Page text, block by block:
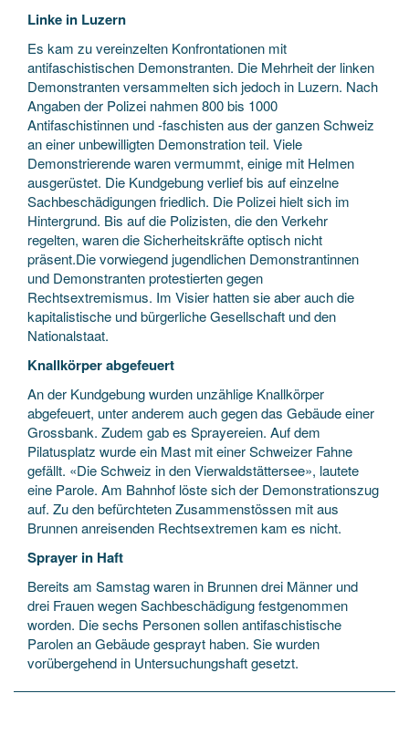
Linke in Luzern
Es kam zu vereinzelten Konfrontationen mit
antifaschistischen Demonstranten. Die Mehrheit der linken
Demonstranten versammelten sich jedoch in Luzern. Nach
Angaben der Polizei nahmen 800 bis 1000
Antifaschistinnen und -faschisten aus der ganzen Schweiz
an einer unbewilligten Demonstration teil. Viele
Demonstrierende waren vermummt, einige mit Helmen
ausgerüstet. Die Kundgebung verlief bis auf einzelne
Sachbeschädigungen friedlich. Die Polizei hielt sich im
Hintergrund. Bis auf die Polizisten, die den Verkehr
regelten, waren die Sicherheitskräfte optisch nicht
präsent.Die vorwiegend jugendlichen Demonstrantinnen
und Demonstranten protestierten gegen
Rechtsextremismus. Im Visier hatten sie aber auch die
kapitalistische und bürgerliche Gesellschaft und den
Nationalstaat.
Knallkörper abgefeuert
An der Kundgebung wurden unzählige Knallkörper
abgefeuert, unter anderem auch gegen das Gebäude einer
Grossbank. Zudem gab es Sprayereien. Auf dem
Pilatusplatz wurde ein Mast mit einer Schweizer Fahne
gefällt. «Die Schweiz in den Vierwaldstättersee», lautete
eine Parole. Am Bahnhof löste sich der Demonstrationszug
auf. Zu den befürchteten Zusammenstössen mit aus
Brunnen anreisenden Rechtsextremen kam es nicht.
Sprayer in Haft
Bereits am Samstag waren in Brunnen drei Männer und
drei Frauen wegen Sachbeschädigung festgenommen
worden. Die sechs Personen sollen antifaschistische
Parolen an Gebäude gesprayt haben. Sie wurden
vorübergehend in Untersuchungshaft gesetzt.